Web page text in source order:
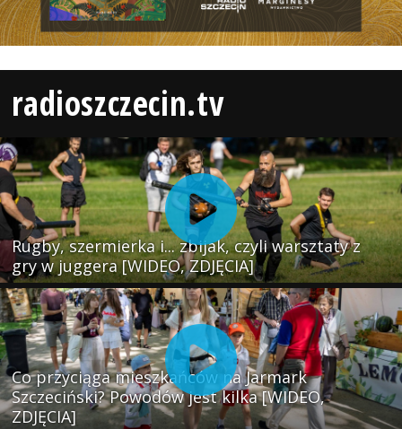
radioszczecin.tv
Rugby, szermierka i... zbijak, czyli warsztaty z
gry w juggera [WIDEO, ZDJĘCIA]
Co przyciąga mieszkańców na Jarmark
Szczeciński? Powodów jest kilka [WIDEO,
ZDJĘCIA]